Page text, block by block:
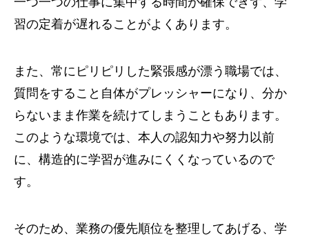
習の定着が遅れることがよくあります。
また、常にピリピリした緊張感が漂う職場では、
質問をすること自体がプレッシャーになり、分か
らないまま作業を続けてしまうこともあります。
このような環境では、本人の認知力や努力以前
に、構造的に学習が進みにくくなっているので
す。
そのため、業務の優先順位を整理してあげる、学